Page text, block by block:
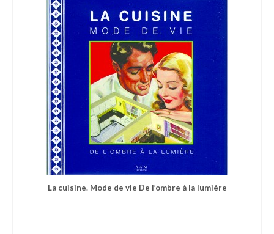
La cuisine. Mode de vie De l’ombre à la lumière